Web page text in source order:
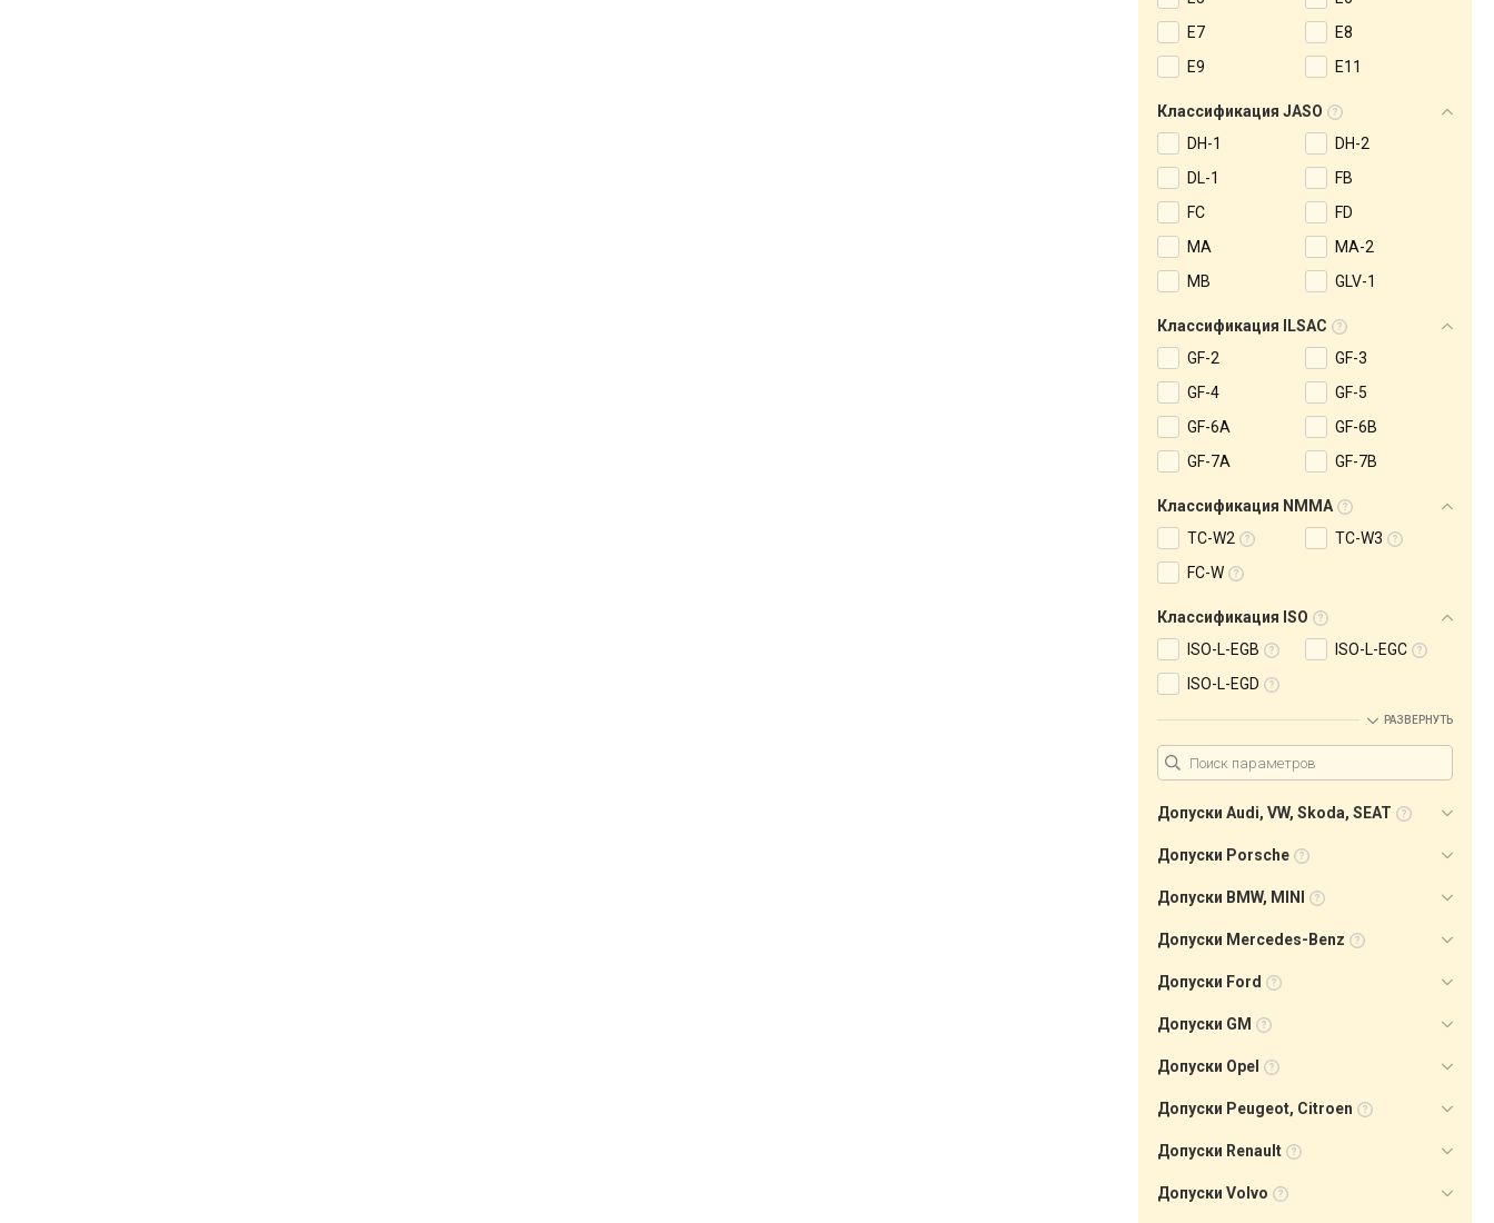
E7
E8
E9
E11
Классификация JASO
DH-1
DH-2
DL-1
FB
FC
FD
MA
MA-2
MB
GLV-1
Классификация ILSAC
GF-2
GF-3
GF-4
GF-5
GF-6A
GF-6B
GF-7A
GF-7B
Классификация NMMA
TC-W2
TC-W3
FC-W
Классификация ISO
ISO-L-EGB
ISO-L-EGC
ISO-L-EGD
РАЗВЕРНУТЬ
Допуски Audi, VW, Skoda, SEAT
Допуски Porsche
Допуски BMW, MINI
Допуски Mercedes-Benz
Допуски Ford
Допуски GM
Допуски Opel
Допуски Peugeot, Citroen
Допуски Renault
Допуски Volvo